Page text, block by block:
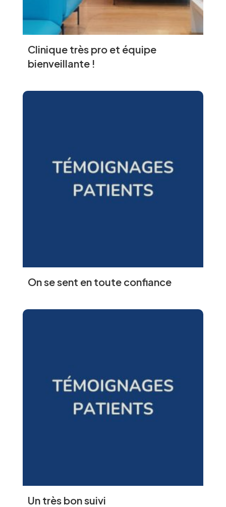
Clinique très pro et équipe
bienveillante !
On se sent en toute confiance
Un très bon suivi